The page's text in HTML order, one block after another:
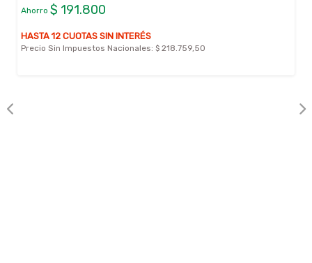
Ahorro
HASTA 6 CUOTAS SIN INTERÉS
Precio Sin Impuestos Nacionales: